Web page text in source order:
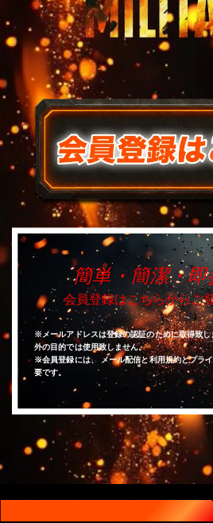
簡単・簡潔・即
会員登録はこちらからご
※メールアドレスは登録の認証のために取得致
外の目的では使用致しません。
※会員登録には、 メール配信と利用規約とプラ
要です。